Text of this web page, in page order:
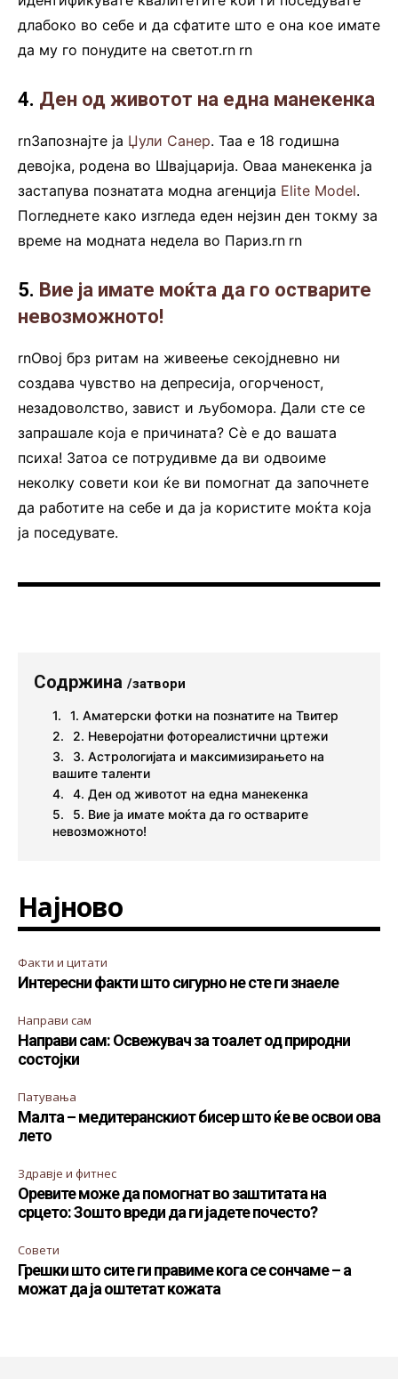
длабоко во себе и да сфатите што е она кое имате
да му го понудите на светот.rn rn
4. Ден од животот на една манекенка
rnЗапознајте ја Џули Санер. Таа е 18 годишна
девојка, родена во Швајцарија. Оваа манекенка ја
застапува познатата модна агенција Elite Model.
Погледнете како изгледа еден нејзин ден токму за
време на модната недела во Париз.rn rn
5. Вие ја имате моќта да го остварите
невозможното!
rnОвој брз ритам на живеење секојдневно ни
создава чувство на депресија, огорченост,
незадоволство, завист и љубомора. Дали сте се
запрашале која е причината? Сè е до вашата
психа! Затоа се потрудивме да ви одвоиме
неколку совети кои ќе ви помогнат да започнете
да работите на себе и да ја користите моќта која
ја поседувате.
Содржина /затвори
1. Аматерски фотки на познатите на Твитер
2. Неверојатни фотореалистични цртежи
3. Астрологијата и максимизирањето на
вашите таленти
4. Ден од животот на една манекенка
5. Вие ја имате моќта да го остварите
невозможното!
Најново
Факти и цитати
Интересни факти што сигурно не сте ги знаеле
Направи сам
Направи сам: Освежувач за тоалет од природни
состојки
Патувања
Малта – медитеранскиот бисер што ќе ве освои ова
лето
Здравје и фитнес
Оревите може да помогнат во заштитата на
срцето: Зошто вреди да ги јадете почесто?
Совети
Грешки што сите ги правиме кога се сончаме – а
можат да ја оштетат кожата